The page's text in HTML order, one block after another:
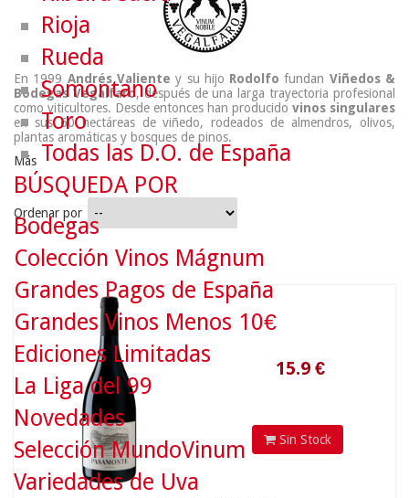
En 1999 Andrés Valiente y su hijo Rodolfo fundan Viñedos &
Bodegas Vegalfaro, después de una larga trayectoria profesional
como viticultores. Desde entonces han producido vinos singulares
en sus 60 hectáreas de viñedo, rodeados de almendros, olivos,
plantas aromáticas y bosques de pinos.
Más
Ordenar por
15.9
Sin Stock
Rioja
Rueda
Somontano
Toro
Todas las D.O. de España
BÚSQUEDA POR
Bodegas
Colección Vinos Mágnum
Grandes Pagos de España
Grandes Vinos Menos 10€
Ediciones Limitadas
La Liga del 99
Novedades
Selección MundoVinum
Variedades de Uva